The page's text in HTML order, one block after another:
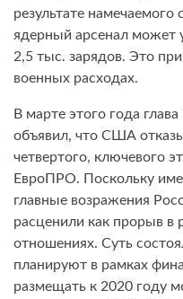
результате
ядерный арсенал может
2,5 тыс. зарядов. Это
военных расходах.
В марте этого года
объявил, что США
четвертого, ключевого
ЕвроПРО. Поскольку
главные возражения
расценили как прорыв в
отношениях. Суть
планируют в рамках
размещать к 2020 году